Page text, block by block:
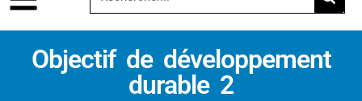
Objectif de développement
durable 2